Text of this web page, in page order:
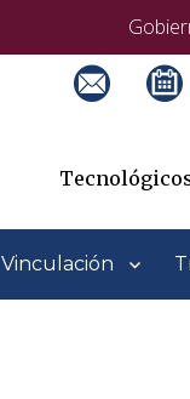
Vinculación